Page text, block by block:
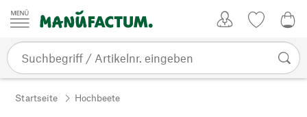
Zum Inhalt springen
Startseite Hochbeete